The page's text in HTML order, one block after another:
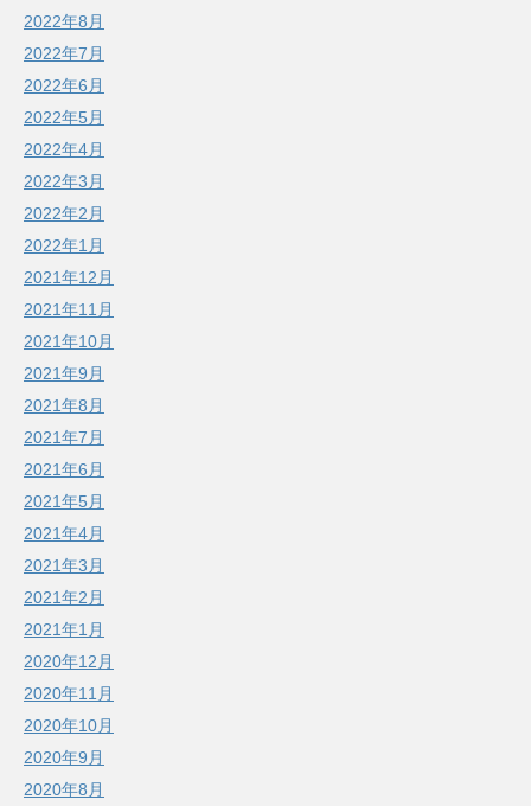
2022年8月
2022年7月
2022年6月
2022年5月
2022年4月
2022年3月
2022年2月
2022年1月
2021年12月
2021年11月
2021年10月
2021年9月
2021年8月
2021年7月
2021年6月
2021年5月
2021年4月
2021年3月
2021年2月
2021年1月
2020年12月
2020年11月
2020年10月
2020年9月
2020年8月